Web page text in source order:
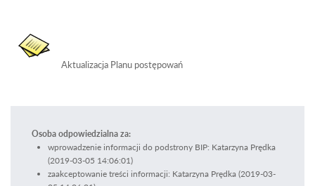
Aktualizacja Planu postępowań
Osoba odpowiedzialna za:
wprowadzenie informacji do podstrony BIP: Katarzyna Prędka
(2019-03-05 14:06:01)
zaakceptowanie treści informacji: Katarzyna Prędka (2019-03-